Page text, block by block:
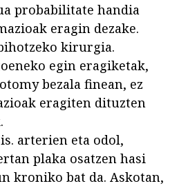
probabilitate handia
eragin dezake.
kirurgia.
egin eragiketak,
bezala finean, ez
eragiten dituzten
arterien eta odol,
plaka osatzen hasi
kroniko bat da. Askotan,